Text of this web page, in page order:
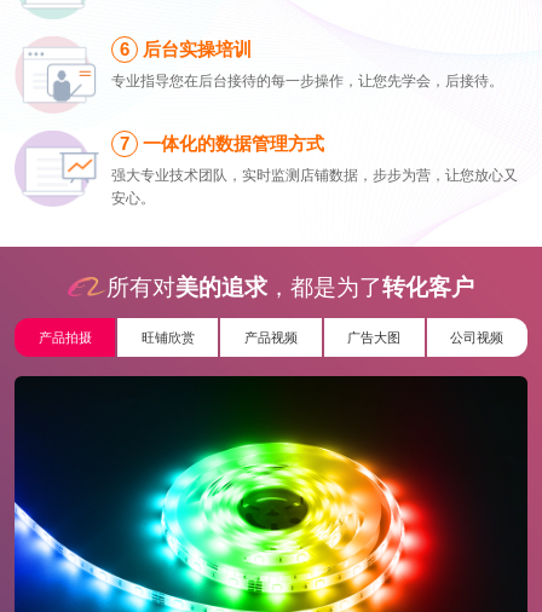
后台实操培训
专业指导您在后台接待的每一步操作，让您先学会，后接待。
一体化的数据管理方式
强大专业技术团队，实时监测店铺数据，步步为营，让您放心又
安心。
所有对美的追求 ，都是为了转化客户
产品拍摄 旺铺欣赏 产品视频 广告大图 公司视频